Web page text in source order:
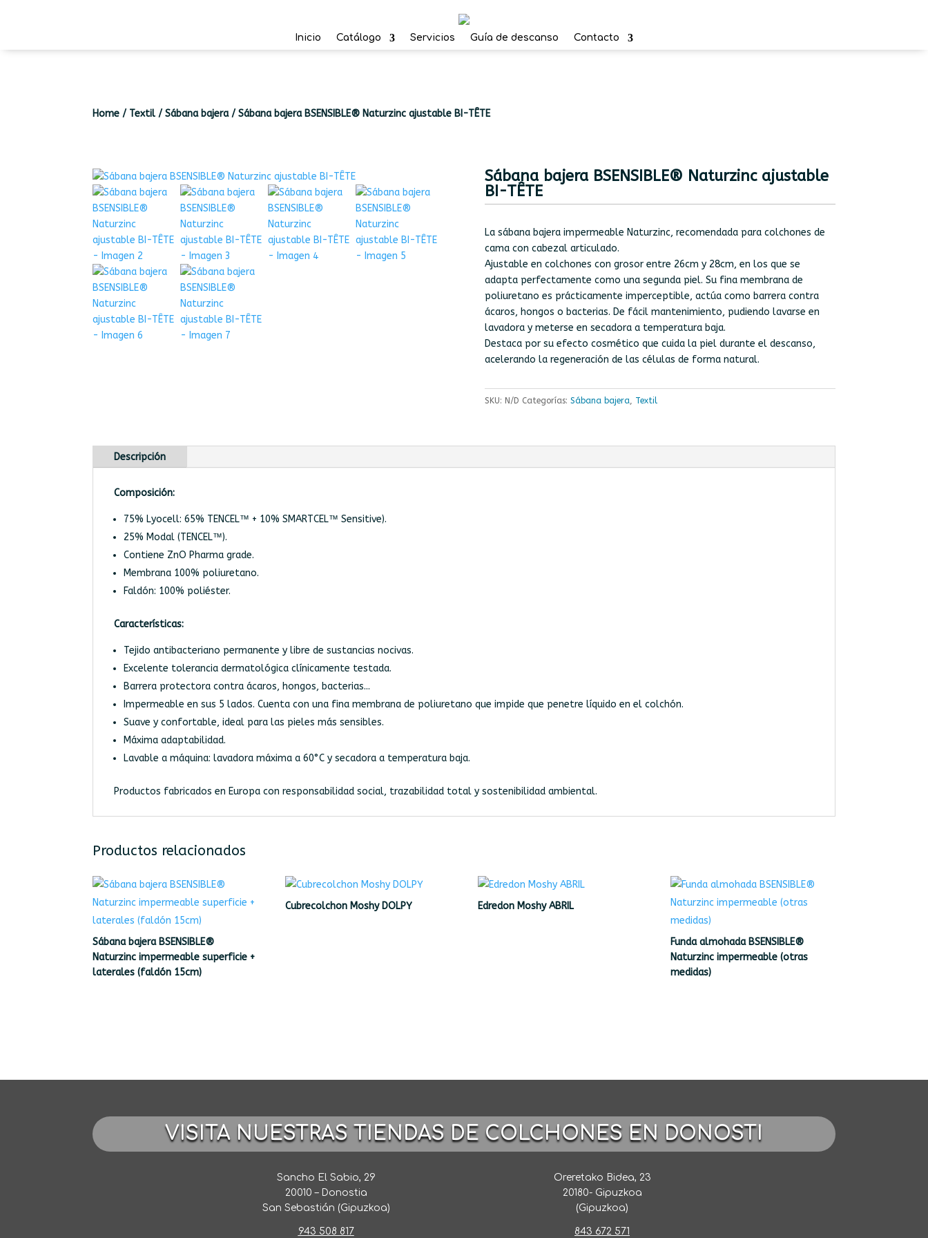
Inicio Catálogo Servicios Guía de descanso Contacto
Home / Textil /Sábana bajera/Sábana bajera BSENSIBLE® Naturzinc ajustable BI-TÊTE
Sábana bajera BSENSIBLE® Naturzinc ajustable
BI-TÊTE
La sábana bajera impermeable Naturzinc, recomendada para colchones de
cama con cabezal articulado.
Ajustable en colchones con grosor entre 26cm y 28cm, en los que se
adapta perfectamente como una segunda piel. Su fina membrana de
poliuretano es prácticamente imperceptible, actúa como barrera contra
ácaros, hongos o bacterias. De fácil mantenimiento, pudiendo lavarse en
lavadora y meterse en secadora a temperatura baja.
Destaca por su efecto cosmético que cuida la piel durante el descanso,
acelerando la regeneración de las células de forma natural.
SKU: N/D Categorías: Sábana bajera Textil
Descripción
Composición:
75% Lyocell: 65% TENCEL™ + 10% SMARTCEL™ Sensitive).
25% Modal (TENCEL™).
Contiene ZnO Pharma grade.
Membrana 100% poliuretano.
Faldón: 100% poliéster.
Características:
Tejido antibacteriano permanente y libre de sustancias nocivas.
Excelente tolerancia dermatológica clínicamente testada.
Barrera protectora contra ácaros, hongos, bacterias...
Impermeable en sus 5 lados. Cuenta con una fina membrana de poliuretano que impide que penetre líquido en el colchón.
Suave y confortable, ideal para las pieles más sensibles.
Máxima adaptabilidad.
Lavable a máquina: lavadora máxima a 60°C y secadora a temperatura baja.
Productos fabricados en Europa con responsabilidad social, trazabilidad total y sostenibilidad ambiental.
Productos relacionados
Sábana bajera BSENSIBLE®
Naturzinc impermeable superficie +
laterales (faldón 15cm)
Cubrecolchon Moshy DOLPY Edredon Moshy ABRIL
Funda almohada BSENSIBLE®
Naturzinc impermeable (otras
medidas)
VISITA NUESTRAS TIENDAS DE COLCHONES EN DONOSTI
Sancho El Sabio, 29
20010 – Donostia
San Sebastián (Gipuzkoa)
943 508 817
Oreretako Bidea, 23
20180- Gipuzkoa
(Gipuzkoa)
843 672 571